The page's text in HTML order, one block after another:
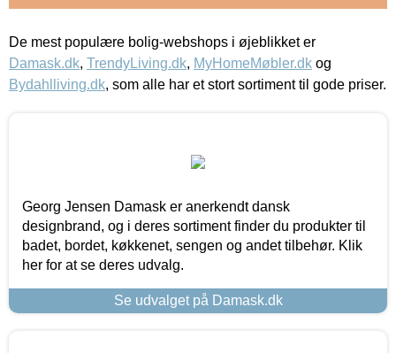
De mest populære bolig-webshops i øjeblikket er
Damask.dk, TrendyLiving.dk, MyHomeMøbler.dk og
Bydahlliving.dk, som alle har et stort sortiment til gode priser.
Georg Jensen Damask er anerkendt dansk
designbrand, og i deres sortiment finder du produkter til
badet, bordet, køkkenet, sengen og andet tilbehør. Klik
her for at se deres udvalg.
Se udvalget på Damask.dk